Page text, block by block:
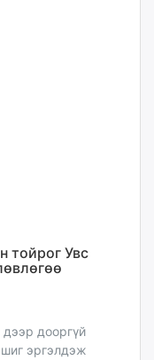
тойрог Увс
дооргүй
шиг эргэлдэж